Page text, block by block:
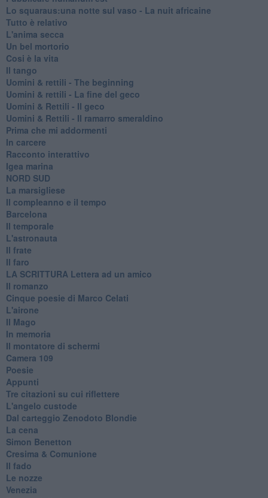
Lo squaraus:una notte sul vaso - La nuit africaine
Tutto è relativo
L'anima secca
Un bel mortorio
Cosi è la vita
Il tango
​Uomini & rettili - The beginning
​Uomini & rettili - La fine del geco
Uomini & Rettili - Il geco
Uomini & Rettili - Il ramarro smeraldino
Prima che mi addormenti
In carcere
Racconto interattivo
Igea marina
​NORD SUD
La marsigliese
Il compleanno e il tempo
Barcelona
Il temporale
L'astronauta
Il frate
Il faro
​LA SCRITTURA Lettera ad un amico
Il romanzo
Cinque poesie di Marco Celati
L'airone
Il Mago
In memoria
Il montatore di schermi
Camera 109
Poesie
Appunti
Tre citazioni su cui riflettere
L'angelo custode
Dal carteggio Zenodoto Blondie
La cena
Simon Benetton
Cresima & Comunione
Il fado
Le nozze
Venezia